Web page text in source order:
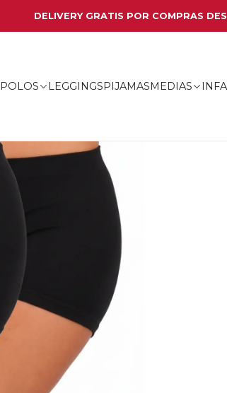
DELIVERY GRATIS POR COMPRAS
POLOS LEGGINGSPIJAMASMEDIAS